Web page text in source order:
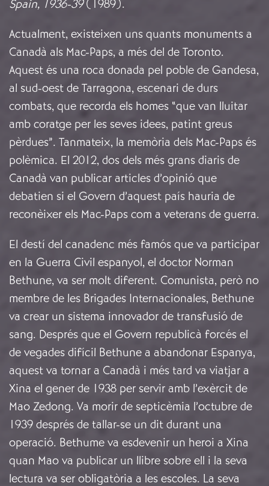
Spain, 1936-39(1989).
Actualment, existeixen uns quants monuments a
Canadà als Mac-Paps, a més del de Toronto.
Aquest és una roca donada pel poble de Gandesa,
al sud-oest de Tarragona, escenari de durs
combats, que recorda els homes “que van lluitar
amb coratge per les seves idees, patint greus
pèrdues”. Tanmateix, la memòria dels Mac-Paps és
polèmica. El 2012, dos dels més grans diaris de
Canadà van publicar articles d’opinió que
debatien si el Govern d’aquest país hauria de
reconèixer els Mac-Paps com a veterans de guerra.
El destí del canadenc més famós que va participar
en la Guerra Civil espanyol, el doctor Norman
Bethune, va ser molt diferent. Comunista, però no
membre de les Brigades Internacionales, Bethune
va crear un sistema innovador de transfusió de
sang. Després que el Govern republicà forcés el
de vegades difícil Bethune a abandonar Espanya,
aquest va tornar a Canadà i més tard va viatjar a
Xina el gener de 1938 per servir amb l’exèrcit de
Mao Zedong. Va morir de septicèmia l’octubre de
1939 després de tallar-se un dit durant una
operació. Bethume va esdevenir un heroi a Xina
quan Mao va publicar un llibre sobre ell i la seva
lectura va ser obligatòria a les escoles. La seva